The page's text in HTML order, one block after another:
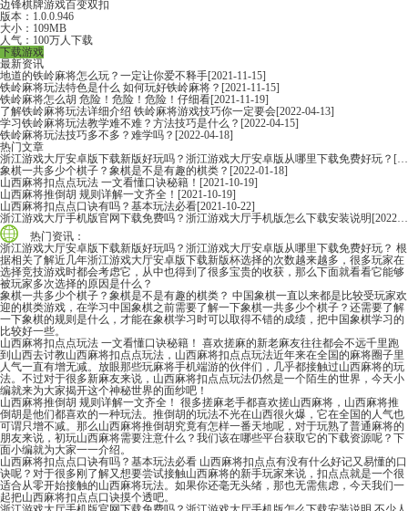
边锋棋牌游戏百变双扣
版本：1.0.0.946
大小：109MB
人气：100万人下载
下载游戏
最新资讯
地道的铁岭麻将怎么玩？一定让你爱不释手[2021-11-15]
铁岭麻将玩法特色是什么 如何玩好铁岭麻将？ [2021-11-15]
铁岭麻将怎么胡 危险！危险！危险！仔细看[2021-11-19]
了解铁岭麻将玩法详细介绍 铁岭麻将游戏技巧你一定要会[2022-04-13]
学习铁岭麻将玩法教学难不难？方法技巧是什么？ [2022-04-15]
铁岭麻将玩法技巧多不多？难学吗？ [2022-04-18]
热门文章
浙江游戏大厅安卓版下载新版好玩吗？浙江游戏大厅安卓版从哪里下载免费好玩？ [2022-06-16]
象棋一共多少个棋子？象棋是不是有趣的棋类？ [2022-01-18]
山西麻将扣点点玩法 一文看懂口诀秘籍！ [2021-10-19]
山西麻将推倒胡 规则详解一文齐全！ [2021-10-19]
山西麻将扣点点口诀有吗？基本玩法必看[2021-10-22]
浙江游戏大厅手机版官网下载免费吗？浙江游戏大厅手机版怎么下载安装说明 [2022-06-16]
热门资讯：
浙江游戏大厅安卓版下载新版好玩吗？浙江游戏大厅安卓版从哪里下载免费好玩？ 根
据相关了解近几年浙江游戏大厅安卓版下载新版杯选择的次数越来越多，很多玩家在
选择竞技游戏时都会考虑它，从中也得到了很多宝贵的收获，那么下面就看看它能够
被玩家多次选择的原因是什么？
象棋一共多少个棋子？象棋是不是有趣的棋类？ 中国象棋一直以来都是比较受玩家欢
迎的棋类游戏，在学习中国象棋之前需要了解一下象棋一共多少个棋子？还需要了解
一下象棋的规则是什么，才能在象棋学习时可以取得不错的成绩，把中国象棋学习的
比较好一些。
山西麻将扣点点玩法 一文看懂口诀秘籍！ 喜欢搓麻的新老麻友往往都会不远千里跑
到山西去讨教山西麻将扣点点玩法，山西麻将扣点点玩法近年来在全国的麻将圈子里
人气一直有增无减。放眼那些玩麻将手机端游的伙伴们，几乎都接触过山西麻将的玩
法。不过对于很多新麻友来说，山西麻将扣点点玩法仍然是一个陌生的世界，今天小
编就来为大家揭开这个神秘世界的面纱吧！
山西麻将推倒胡 规则详解一文齐全！ 很多搓麻老手都喜欢搓山西麻将，山西麻将推
倒胡是他们都喜欢的一种玩法。推倒胡的玩法不光在山西很火爆，它在全国的人气也
可谓只增不减。那么山西麻将推倒胡究竟有怎样一番天地呢，对于玩熟了普通麻将的
朋友来说，初玩山西麻将需要注意什么？我们该在哪些平台获取它的下载资源呢？下
面小编就为大家一一介绍。
山西麻将扣点点口诀有吗？基本玩法必看 山西麻将扣点点有没有什么好记又易懂的口
诀呢？对于很多刚了解又想要尝试接触山西麻将的新手玩家来说，扣点点就是一个很
适合从零开始接触的山西麻将玩法。如果你还毫无头绪，那也无需焦虑，今天我们一
起把山西麻将扣点点口诀摸个透吧。